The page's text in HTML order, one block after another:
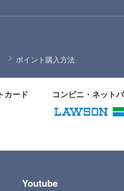
ポイント購入方法
カード コンビニ・ネット
Youtube